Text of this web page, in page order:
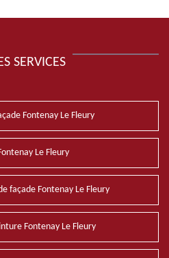
SERVICES
Fontenay Le Fleury
Le Fleury
façade Fontenay Le Fleury
Fontenay Le Fleury